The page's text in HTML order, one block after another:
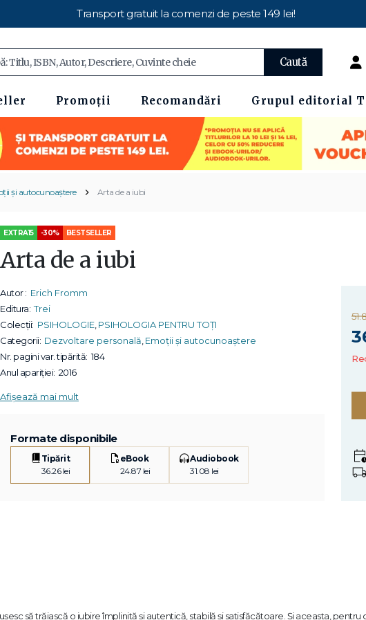
Transport gratuit la comenzi de peste 149 lei!
Caută
Promoții Recomandări Grupul editorial
și autocunoaștere Arta de a iubi
EXTRA15 -30% BESTSELLER
Arta de a iubi
Autor : Erich Fromm
Editura: Trei
Colecții: PSIHOLOGIE, PSIHOLOGIA PENTRU TOȚI
Categorii: Dezvoltare personală Emoții și autocunoaștere
Nr. pagini var. tipărită: 184
Anul apariției: 2016
Afișează mai mult
Formate disponibile
Tipărit
36.26 lei
eBook
24.87 lei
Audiobook
31.08 lei
să trăiască o iubire împlinită și autentică, stabilă și satisfăcătoare. Și aceasta, pentru